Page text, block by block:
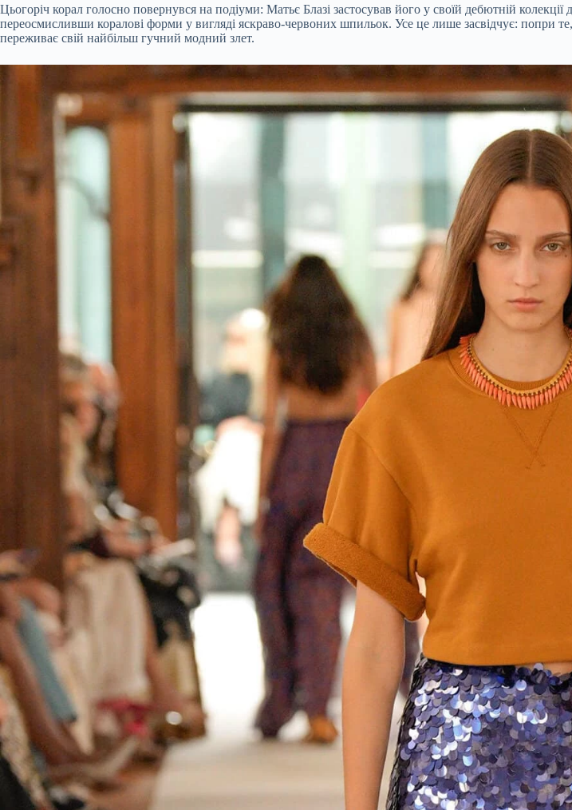
Цьогоріч корал голосно повернувся на подіуми: Матьє Блазі застосував його у своїй дебютній
переосмисливши коралові форми у вигляді яскраво-червоних шпильок. Усе це лише засвідчує: попри
переживає свій найбільш гучний модний злет.